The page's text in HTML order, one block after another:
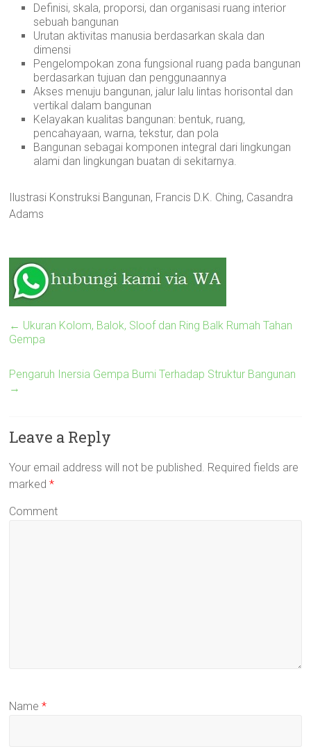
KediriDefinisi, skala, proporsi, dan organisasi ruang interior
sebuah bangunan
Urutan aktivitas manusia berdasarkan skala dan
dimensi
Pengelompokan zona fungsional ruang pada bangunan
berdasarkan tujuan dan penggunaannya
Akses menuju bangunan, jalur lalu lintas horisontal dan
vertikal dalam bangunan
Kelayakan kualitas bangunan: bentuk, ruang,
pencahayaan, warna, tekstur, dan pola
Bangunan sebagai komponen integral dari lingkungan
alami dan lingkungan buatan di sekitarnya.
Ilustrasi Konstruksi Bangunan, Francis D.K. Ching, Casandra
Adams
← Ukuran Kolom, Balok, Sloof dan Ring Balk Rumah Tahan
Gempa
Pengaruh Inersia Gempa Bumi Terhadap Struktur Bangunan
→
Leave a Reply
Your email address will not be published. Required fields are
marked*
Comment
Name*